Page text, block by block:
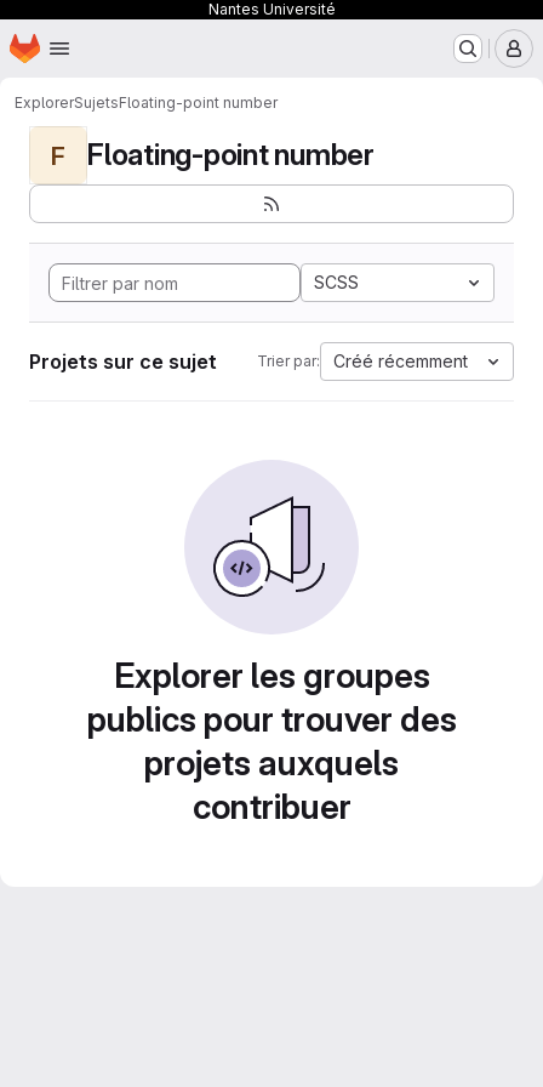
Nantes Université
Passer au contenu principal
Page d'accueil
ExplorerSujetsFloating-point number
F Floating-point number
SCSS
Projets sur ce sujet Trier par: Créé récemment
Explorer les groupes
publics pour trouver des
projets auxquels
contribuer